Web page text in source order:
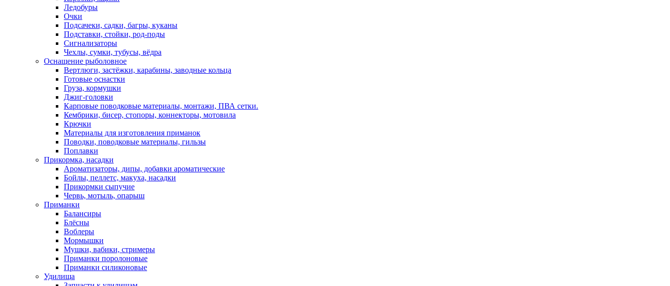
Ледобуры
Очки
Подсачеки, садки, багры, куканы
Подставки, стойки, род-поды
Сигнализаторы
Чехлы, сумки, тубусы, вёдра
Оснащение рыболовное
Вертлюги, застёжки, карабины, заводные кольца
Готовые оснастки
Груза, кормушки
Джиг-головки
Карповые поводковые материалы, монтажи, ПВА сетки.
Кембрики, бисер, стопоры, коннекторы, мотовила
Крючки
Материалы для изготовления приманок
Поводки, поводковые материалы, гильзы
Поплавки
Прикормка, насадки
Ароматизаторы, дипы, добавки ароматические
Бойлы, пеллетс, макуха, насадки
Прикормки сыпучие
Червь, мотыль, опарыш
Приманки
Балансиры
Блёсны
Воблеры
Мормышки
Мушки, вабики, стримеры
Приманки поролоновые
Приманки силиконовые
Удилища